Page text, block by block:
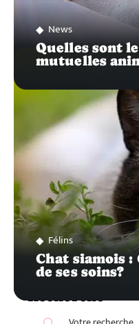
News
Quelles sont
mutuelles
Félins
Chat siamois
de ses soins?
Recherche